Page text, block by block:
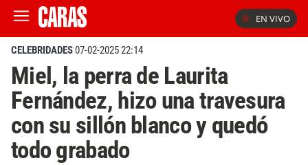
EN VIVO
CELEBRIDADES07-02-2025 22:14
Miel, la perra de Laurita
Fernández, hizo una travesura
con su sillón blanco y quedó
todo grabado